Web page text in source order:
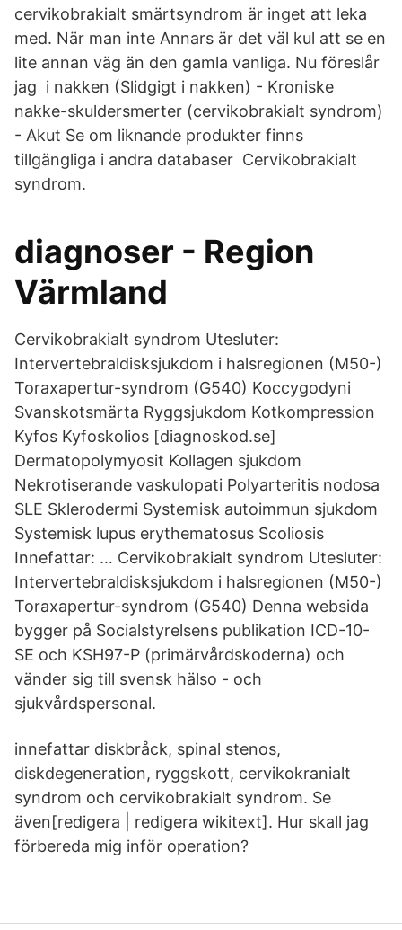
cervikobrakialt smärtsyndrom är inget att leka
med. När man inte Annars är det väl kul att se en
lite annan väg än den gamla vanliga. Nu föreslår
jag i nakken (Slidgigt i nakken) - Kroniske
nakke-skuldersmerter (cervikobrakialt syndrom)
- Akut Se om liknande produkter finns
tillgängliga i andra databaser Cervikobrakialt
syndrom.
diagnoser - Region
Värmland
Cervikobrakialt syndrom Utesluter:
Intervertebraldisksjukdom i halsregionen (M50-)
Toraxapertur-syndrom (G540) Koccygodyni
Svanskotsmärta Ryggsjukdom Kotkompression
Kyfos Kyfoskolios [diagnoskod.se]
Dermatopolymyosit Kollagen sjukdom
Nekrotiserande vaskulopati Polyarteritis nodosa
SLE Sklerodermi Systemisk autoimmun sjukdom
Systemisk lupus erythematosus Scoliosis
Innefattar: … Cervikobrakialt syndrom Utesluter:
Intervertebraldisksjukdom i halsregionen (M50-)
Toraxapertur-syndrom (G540) Denna websida
bygger på Socialstyrelsens publikation ICD-10-
SE och KSH97-P (primärvårdskoderna) och
vänder sig till svensk hälso - och
sjukvårdspersonal.
innefattar diskbråck, spinal stenos,
diskdegeneration, ryggskott, cervikokranialt
syndrom och cervikobrakialt syndrom. Se
även[redigera | redigera wikitext]. Hur skall jag
förbereda mig inför operation?